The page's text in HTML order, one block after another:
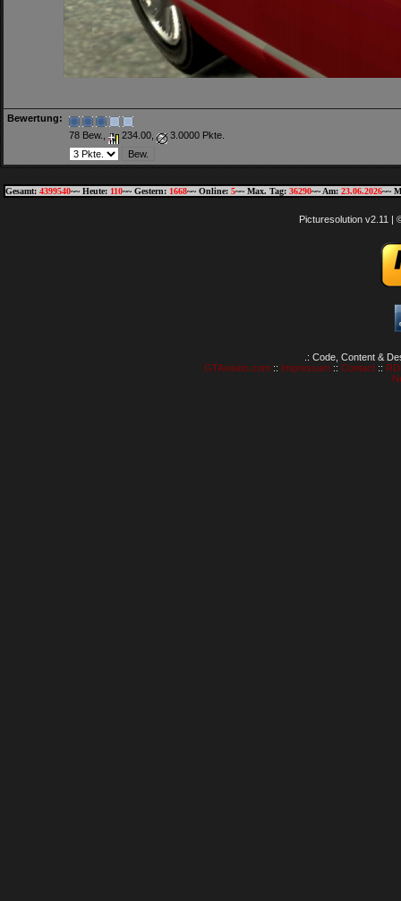
Bewertung:
78 Bew.,
234.00, 3.0000 Pkte.
Gesamt: 4399540~~ Heute: 110~~ Gestern: 1668~~ Online: 5~~ Max. Tag: 36290~~ Am: 23.06.2026~~
Picturesolution v2.11 |
.: Code, Content &
GTAvision.com:: Impressum:: Contact::